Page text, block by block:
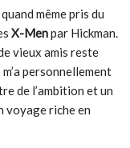
même pris du
X-Menpar Hickman.
vieux amis reste
personnellement
de l’ambition et un
voyage riche en